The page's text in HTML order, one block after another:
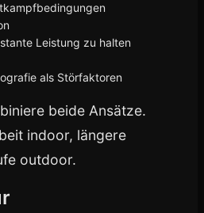
Leistung zu halten
als Störfaktoren
beide Ansätze.
indoor, längere
outdoor.